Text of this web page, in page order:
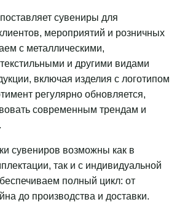
сувениры для
мероприятий и розничных
с металлическими,
и другими видами
включая изделия с логотипом
регулярно обновляется,
современным трендам и
сувениров возможны как в
так и с индивидуальной
полный цикл: от
до производства и доставки.